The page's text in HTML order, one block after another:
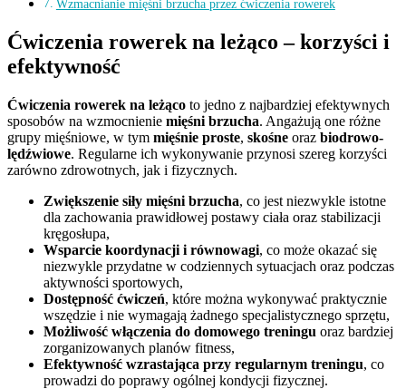
Wzmacnianie mięśni brzucha przez ćwiczenia rowerek
Ćwiczenia rowerek na leżąco – korzyści i
efektywność
Ćwiczenia rowerek na leżąco to jedno z najbardziej efektywnych
sposobów na wzmocnienie mięśni brzucha. Angażują one różne
grupy mięśniowe, w tym mięśnie proste, skośne oraz biodrowo-
lędźwiowe. Regularne ich wykonywanie przynosi szereg korzyści
zarówno zdrowotnych, jak i fizycznych.
Zwiększenie siły mięśni brzucha, co jest niezwykle istotne
dla zachowania prawidłowej postawy ciała oraz stabilizacji
kręgosłupa,
Wsparcie koordynacji i równowagi, co może okazać się
niezwykle przydatne w codziennych sytuacjach oraz podczas
aktywności sportowych,
Dostępność ćwiczeń, które można wykonywać praktycznie
wszędzie i nie wymagają żadnego specjalistycznego sprzętu,
Możliwość włączenia do domowego treningu oraz bardziej
zorganizowanych planów fitness,
Efektywność wzrastająca przy regularnym treningu, co
prowadzi do poprawy ogólnej kondycji fizycznej.